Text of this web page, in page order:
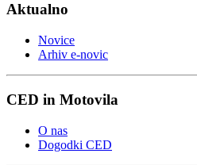
Aktualno
Novice
Arhiv e-novic
CED in Motovila
O nas
Dogodki CED